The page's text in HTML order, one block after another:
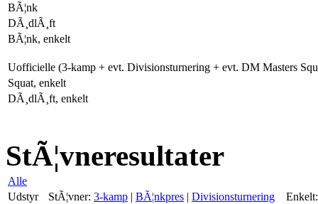
BÃ¦nk
DÃ¸dlÃ¸ft
BÃ¦nk, enkelt
Uofficielle (3-kamp + evt. Divisionsturnering + evt. DM Masters
Squat, enkelt
DÃ¸dlÃ¸ft, enkelt
StÃ¦vneresultater
Alle
Udstyr
StÃ¦vner: 3-kamp | BÃ¦nkpres | Divisionsturnering
Enkelt: